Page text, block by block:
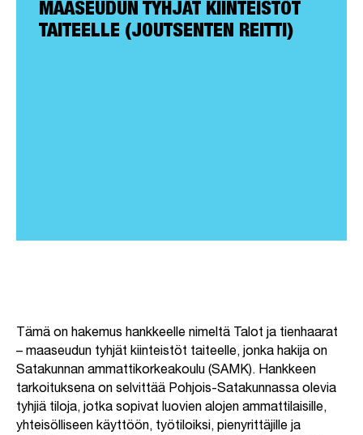
MAASEUDUN TYHJÄT KIINTEISTÖT
TAITEELLE (JOUTSENTEN REITTI)
Tämä on hakemus hankkeelle nimeltä Talot ja tienhaarat
– maaseudun tyhjät kiinteistöt taiteelle, jonka hakija on
Satakunnan ammattikorkeakoulu (SAMK). Hankkeen
tarkoituksena on selvittää Pohjois-Satakunnassa olevia
tyhjiä tiloja, jotka sopivat luovien alojen ammattilaisille,
yhteisölliseen käyttöön, työtiloiksi, pienyrittäjille ja